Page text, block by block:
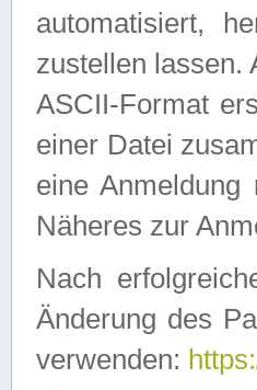
automatisiert,
zustellen lassen.
ASCII-Format
einer Datei
eine
Näheres zur
Nach
Änderung des
verwenden: